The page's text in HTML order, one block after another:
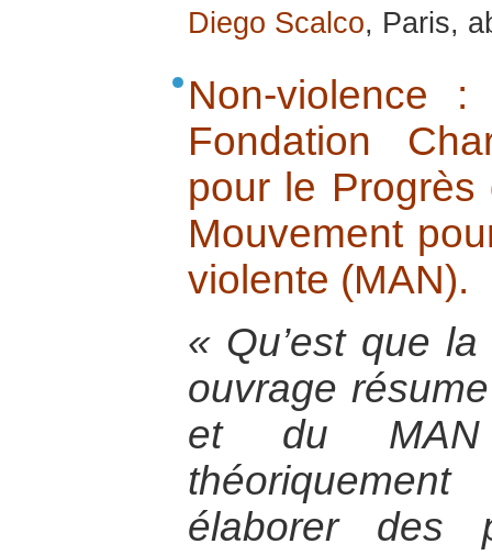
Diego Scalco, Paris,
Non-violence
Fondation
pour le Progrès
Mouvement
violente (MAN).
« Qu’est que
ouvrage
et du
élaborer des